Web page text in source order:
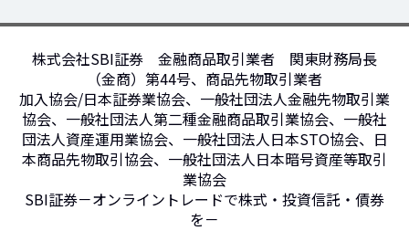
株式会社SBI証券 金融商品取引業者 関東財務局長
（金商）第44号、商品先物取引業者
加入協会/日本証券業協会、一般社団法人金融先物取引業
協会、一般社団法人第二種金融商品取引業協会、一般社
団法人資産運用業協会、一般社団法人日本STO協会、日
本商品先物取引協会、一般社団法人日本暗号資産等取引
業協会
SBI証券－オンライントレードで株式・投資信託・債券
を－